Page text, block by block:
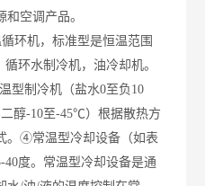
空调产品。
循环机，标准型是恒温范围
环水制冷机， 油冷却机。
型制冷机 （盐水0至负10
二醇-10至-45℃）根据散热方
。④常温型冷却设备（如表
度。常温型冷却设备是通